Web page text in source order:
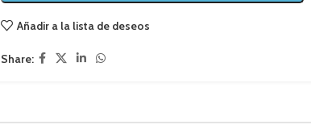
Añadir a la lista de deseos
Share: